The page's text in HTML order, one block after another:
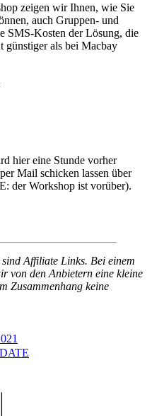
zeigen wir Ihnen, wie Sie
auch Gruppen- und
SMS-Kosten der Lösung, die
günstiger als bei Macbay
hier eine Stunde vorher
Mail schicken lassen über
der Workshop ist vorüber).
Affiliate Links. Bei einem
von den Anbietern eine kleine
Zusammenhang keine